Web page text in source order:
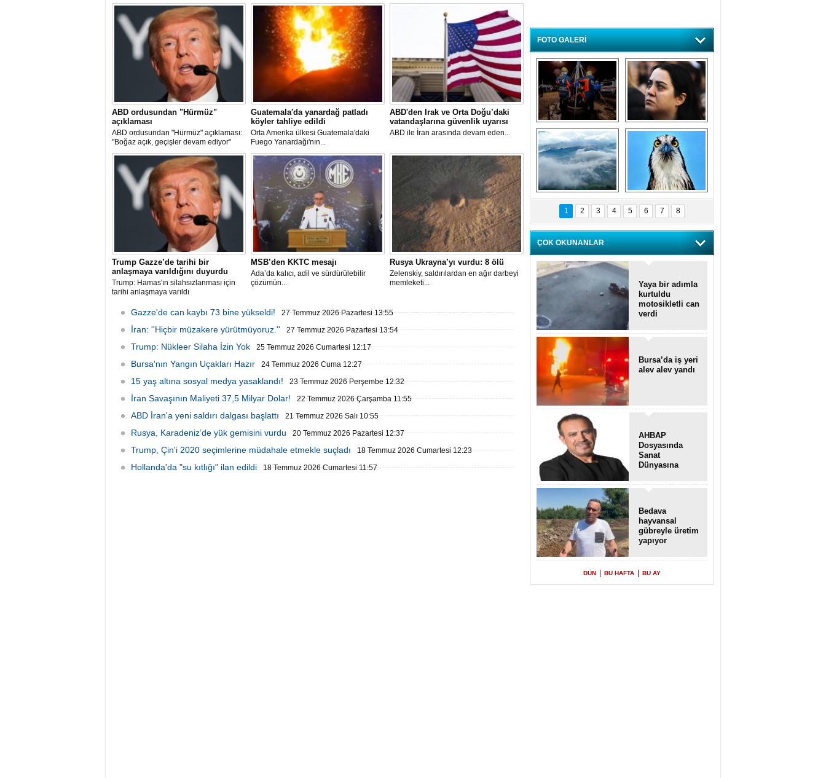
ABD ordusundan "Hürmüz"
açıklaması
ABD ordusundan "Hürmüz" açıklaması:
"Boğaz açık, geçişler devam ediyor"
Guatemala'da yanardağ patladı
köyler tahliye edildi
Orta Amerika ülkesi Guatemala'daki
Fuego Yanardağı'nın...
ABD'den Irak ve Orta Doğu’daki
vatandaşlarına güvenlik uyarısı
ABD ile İran arasında devam eden...
Trump Gazze’de tarihi bir
anlaşmaya varıldığını duyurdu
Trump: Hamas'ın silahsızlanması için
tarihi anlaşmaya varıldı
MSB’den KKTC mesajı
Ada’da kalıcı, adil ve sürdürülebilir
çözümün...
Rusya Ukrayna’yı vurdu: 8 ölü
Zelenskiy, saldırılardan en ağır darbeyi
memleketi...
Gazze'de can kaybı 73 bine yükseldi! 27 Temmuz 2026 Pazartesi 13:55
İran: ''Hiçbir müzakere yürütmüyoruz.'' 27 Temmuz 2026 Pazartesi 13:54
Trump: Nükleer Silaha İzin Yok 25 Temmuz 2026 Cumartesi 12:17
Bursa'nın Yangın Uçakları Hazır 24 Temmuz 2026 Cuma 12:27
15 yaş altına sosyal medya yasaklandı! 23 Temmuz 2026 Perşembe 12:32
İran Savaşının Maliyeti 37,5 Milyar Dolar! 22 Temmuz 2026 Çarşamba 11:55
ABD İran'a yeni saldırı dalgası başlattı 21 Temmuz 2026 Salı 10:55
Rusya, Karadeniz’de yük gemisini vurdu 20 Temmuz 2026 Pazartesi 12:37
Trump, Çin'i 2020 seçimlerine müdahale etmekle suçladı 18 Temmuz 2026 Cumartesi 12:23
Hollanda'da "su kıtlığı" ilan edildi 18 Temmuz 2026 Cumartesi 11:57
FOTO GALERİ
Bursa'da deprem
tatbikatı gerçeğini
aratmadı
Özlem ve minnetle
anıyoruz
Bursa'dan
büyüleyen
fotoğraflar
Balık Kartalı
Bursa’da
görüntülendi
1 2 3 4 5 6 7 8
ÇOK OKUNANLAR
Yaya bir adımla
kurtuldu
motosikletli can
verdi
Bursa’da iş yeri
alev alev yandı
AHBAP
Dosyasında
Sanat
Dünyasına
Transferler
Bedava
hayvansal
gübreyle üretim
yapıyor
DÜN BU HAFTA BU AY